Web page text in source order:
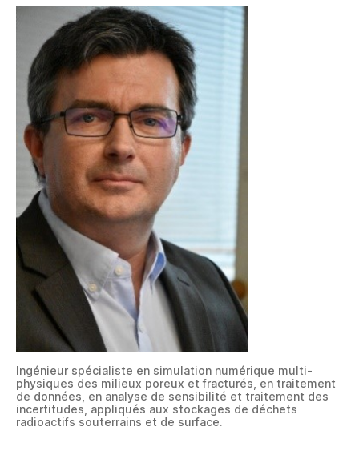
Ingénieur spécialiste en simulation numérique multi-
physiques des milieux poreux et fracturés, en traitement
de données, en analyse de sensibilité et traitement des
incertitudes, appliqués aux stockages de déchets
radioactifs souterrains et de surface.